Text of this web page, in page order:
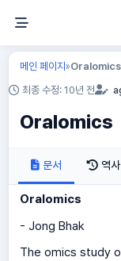
메인 페이지»Oralomics
최종 수정: 10년 전
Oralomics
문서 역사
Oralomics
- Jong Bhak
The omics study